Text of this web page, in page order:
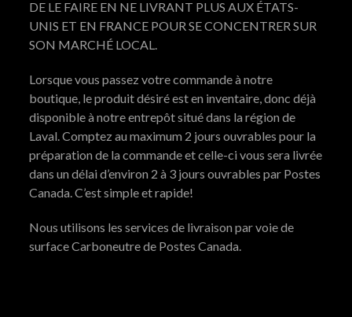
DE LE FAIRE EN NE LIVRANT PLUS AUX ÉTATS-
UNIS ET EN FRANCE POUR SE CONCENTRER SUR
SON MARCHÉ LOCAL.
Lorsque vous passez votre commande à notre
boutique, le produit désiré est en inventaire, donc déjà
disponible à notre entrepôt situé dans la région de
Laval. Comptez au maximum 2 jours ouvrables pour la
préparation de la commande et celle-ci vous sera livrée
dans un délai d’environ 2 à 3 jours ouvrables par Postes
Canada. C’est simple et rapide!
Nous utilisons les services de livraison par voie de
surface Carboneutre de Postes Canada.